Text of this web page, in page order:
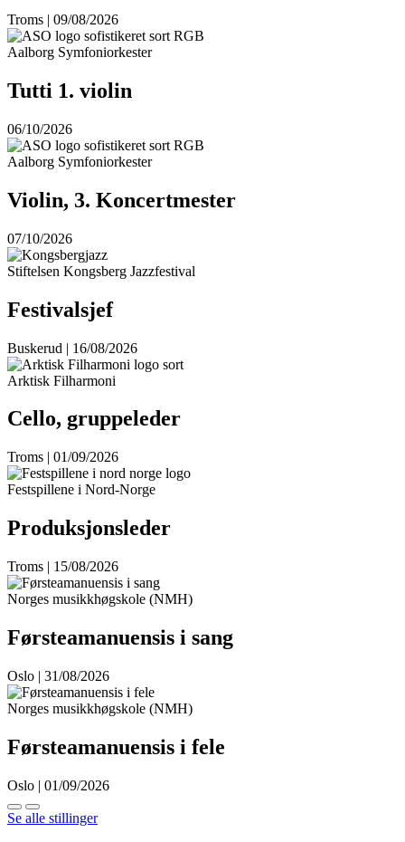
Troms | 09/08/2026
Aalborg Symfoniorkester
Tutti 1. violin
06/10/2026
Aalborg Symfoniorkester
Violin, 3. Koncertmester
07/10/2026
Stiftelsen Kongsberg Jazzfestival
Festivalsjef
Buskerud | 16/08/2026
Arktisk Filharmoni
Cello, gruppeleder
Troms | 01/09/2026
Festspillene i Nord-Norge
Produksjonsleder
Troms | 15/08/2026
Norges musikkhøgskole (NMH)
Førsteamanuensis i sang
Oslo | 31/08/2026
Norges musikkhøgskole (NMH)
Førsteamanuensis i fele
Oslo | 01/09/2026
Se alle stillinger